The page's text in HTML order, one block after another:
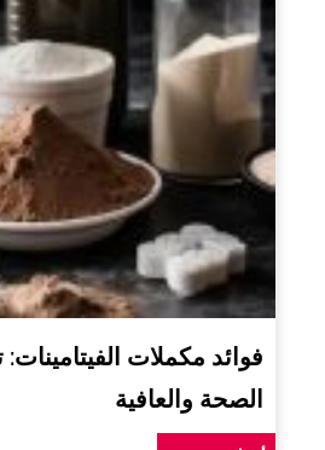
فوائد مكملات الفيتامينات:
الصحة والعافية